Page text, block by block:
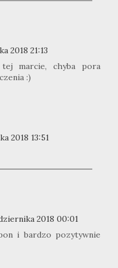
2018 21:13
tej marcie, chyba pora
:)
2018 13:51
2018 00:01
i bardzo pozytywnie